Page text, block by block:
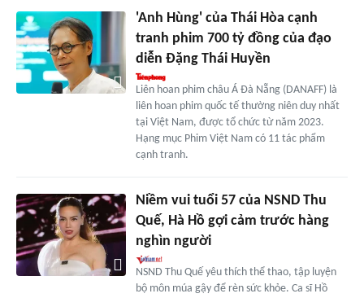
'Anh Hùng' của Thái Hòa cạnh
tranh phim 700 tỷ đồng của đạo
diễn Đặng Thái Huyền
Liên hoan phim châu Á Đà Nẵng (DANAFF) là
liên hoan phim quốc tế thường niên duy nhất
tại Việt Nam, được tổ chức từ năm 2023.
Hạng mục Phim Việt Nam có 11 tác phẩm
cạnh tranh.
Niềm vui tuổi 57 của NSND Thu
Quế, Hà Hồ gợi cảm trước hàng
nghìn người
NSND Thu Quế yêu thích thể thao, tập luyện
bộ môn múa gậy để rèn sức khỏe. Ca sĩ Hồ